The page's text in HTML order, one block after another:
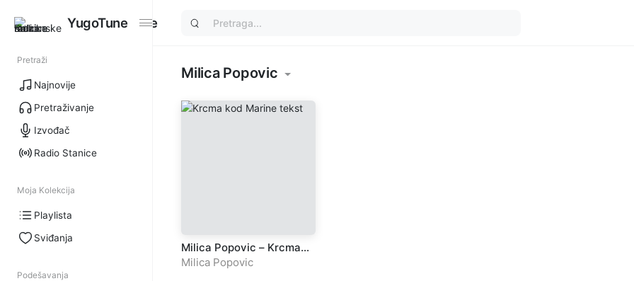
YugoTune
YugoTune
Pretraži
Najnovije
Pretraživanje
Izvođač
Radio Stanice
Moja Kolekcija
Playlista
Sviđanja
Podešavanja
Milica Popovic
Milica Popovic – Krcma
kod Marine
Milica Popovic